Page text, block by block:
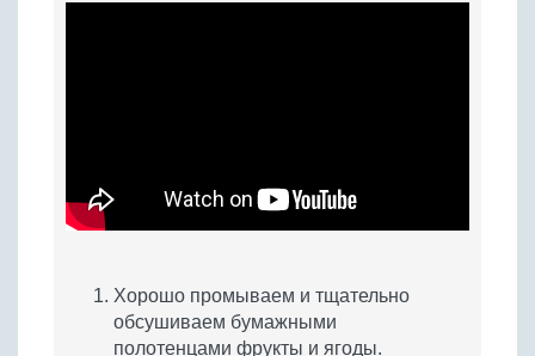
Хорошо промываем и тщательно
обсушиваем бумажными
полотенцами фрукты и ягоды.